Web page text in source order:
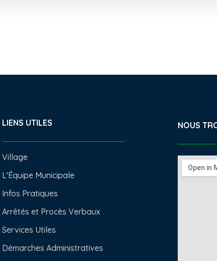
LIENS UTILES
Village
L'Équipe Municipale
Infos Pratiques
Arrêtés et Procès Verbaux
Services Utiles
Démarches Administratives
NOUS